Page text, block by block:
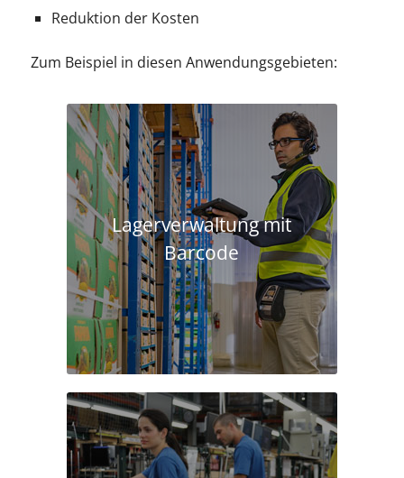
Reduktion der Kosten
Zum Beispiel in diesen Anwendungsgebieten:
Lagerverwaltung mit
Barcode